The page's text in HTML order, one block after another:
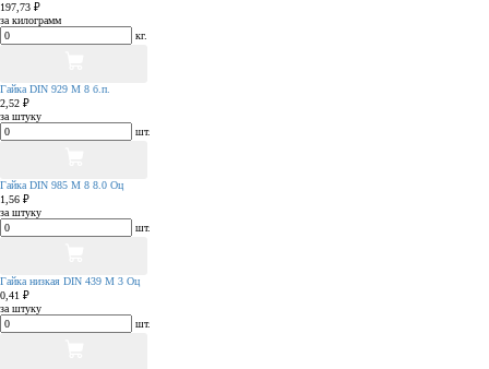
197,73 ₽
за килограмм
кг.
Гайка DIN 929 М 8 б.п.
2,52 ₽
за штуку
шт.
Гайка DIN 985 М 8 8.0 Оц
1,56 ₽
за штуку
шт.
Гайка низкая DIN 439 М 3 Оц
0,41 ₽
за штуку
шт.